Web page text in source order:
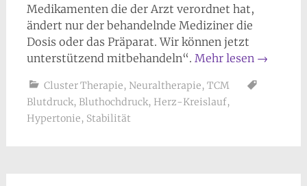
Medikamenten die der Arzt verordnet hat,
ändert nur der behandelnde Mediziner die
Dosis oder das Präparat. Wir können jetzt
unterstützend mitbehandeln“. Mehr lesen →
Cluster Therapie, Neuraltherapie, TCM
Blutdruck, Bluthochdruck, Herz-Kreislauf,
Hypertonie, Stabilität